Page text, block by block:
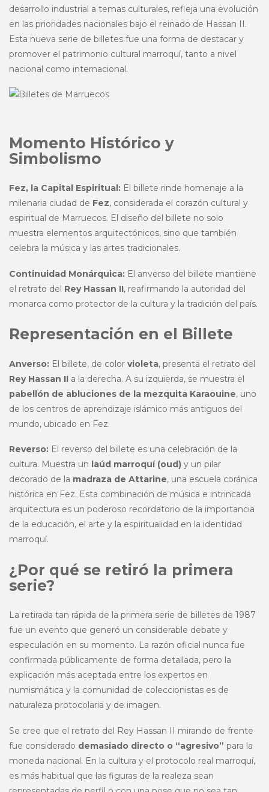
desarrollo industrial a temas culturales, refleja una evolución
en las prioridades nacionales bajo el reinado de Hassan II.
Esta nueva serie de billetes fue una forma de destacar y
promover el patrimonio cultural marroquí, tanto a nivel
nacional como internacional.
Momento Histórico y
Simbolismo
Fez, la Capital Espiritual: El billete rinde homenaje a la
milenaria ciudad de Fez, considerada el corazón cultural y
espiritual de Marruecos. El diseño del billete no solo
muestra elementos arquitectónicos, sino que también
celebra la música y las artes tradicionales.
Continuidad Monárquica: El anverso del billete mantiene
el retrato del Rey Hassan II, reafirmando la autoridad del
monarca como protector de la cultura y la tradición del país.
Representación en el Billete
Anverso: El billete, de color violeta, presenta el retrato del
Rey Hassan II a la derecha. A su izquierda, se muestra el
pabellón de abluciones de la mezquita Karaouine, uno
de los centros de aprendizaje islámico más antiguos del
mundo, ubicado en Fez.
Reverso: El reverso del billete es una celebración de la
cultura. Muestra un laúd marroquí (oud) y un pilar
decorado de la madraza de Attarine, una escuela coránica
histórica en Fez. Esta combinación de música e intrincada
arquitectura es un poderoso recordatorio de la importancia
de la educación, el arte y la espiritualidad en la identidad
marroquí.
¿Por qué se retiró la primera
serie?
La retirada tan rápida de la primera serie de billetes de 1987
fue un evento que generó un considerable debate y
especulación en su momento. La razón oficial nunca fue
confirmada públicamente de forma detallada, pero la
explicación más aceptada entre los expertos en
numismática y la comunidad de coleccionistas es de
naturaleza protocolaria y de imagen.
Se cree que el retrato del Rey Hassan II mirando de frente
fue considerado demasiado directo o “agresivo” para la
moneda nacional. En la cultura y el protocolo real marroquí,
es más habitual que las figuras de la realeza sean